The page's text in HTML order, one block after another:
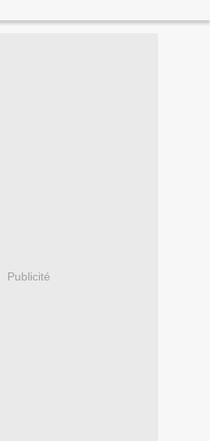
Publicité